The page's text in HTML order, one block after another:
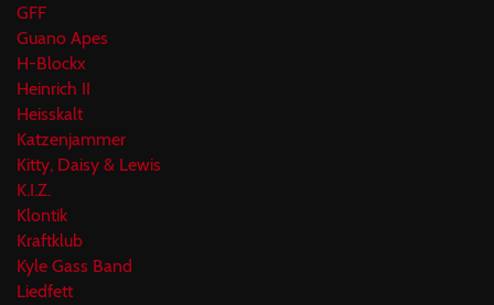
GFF
Guano Apes
H-Blockx
Heinrich II
Heisskalt
Katzenjammer
Kitty, Daisy & Lewis
K.I.Z.
Klontik
Kraftklub
Kyle Gass Band
Liedfett